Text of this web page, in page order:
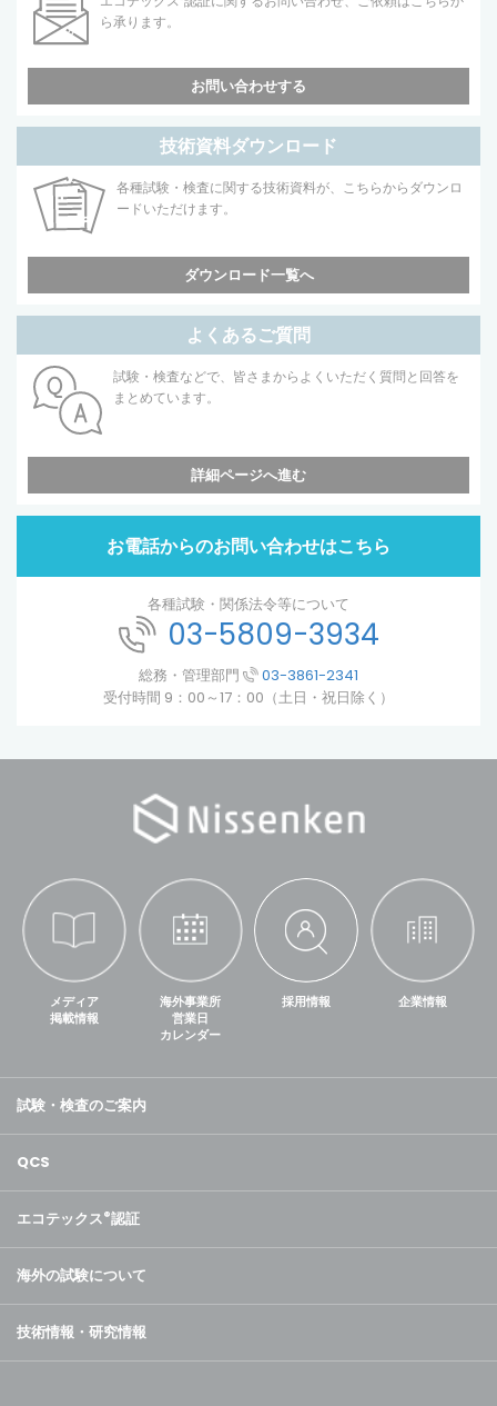
ら承ります。
お問い合わせする
技術資料ダウンロード
各種試験・検査に関する技術資料が、こちらからダウンロ
ードいただけます。
ダウンロード一覧へ
よくあるご質問
試験・検査などで、皆さまからよくいただく質問と回答を
まとめています。
詳細ページへ進む
お電話からのお問い合わせはこちら
各種試験・関係法令等について
03-5809-3934
総務・管理部門
03-3861-2341
受付時間 9：00～17：00（土日・祝日除く）
メディア
掲載情報
海外事業所
営業日
カレンダー
採用情報 企業情報
試験・検査のご案内
QCS
エコテックス®認証
海外の試験について
技術情報・研究情報